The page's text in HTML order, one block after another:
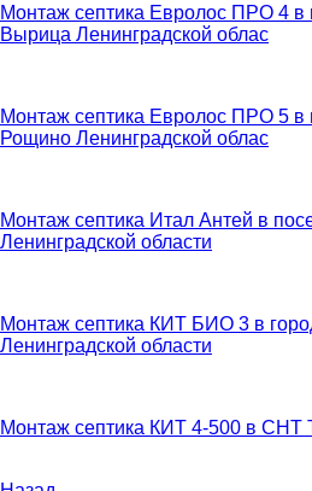
Монтаж септика Евролос ПРО 4 в
Вырица Ленинградской облас
Монтаж септика Евролос ПРО 5 в
Рощино Ленинградской облас
Монтаж септика Итал Антей в
Ленинградской области
Монтаж септика КИТ БИО 3 в
Ленинградской области
Монтаж септика КИТ 4-500 в СНТ